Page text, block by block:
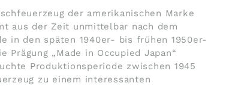
der amerikanischen Marke
aus der Zeit unmittelbar nach dem
in den späten 1940er- bis frühen 1950er-
Prägung „Made in Occupied Japan“
Produktionsperiode zwischen 1945
zu einem interessanten